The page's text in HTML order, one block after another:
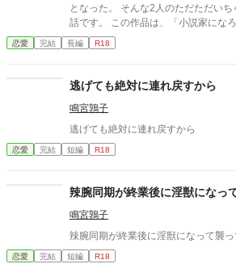
となった。 そんな2人のただただい
話です。 この作品は、「小説家
恋愛 完結 長編 R18
逃げても絶対に連れ戻すから
鳴宮鶉子
逃げても絶対に連れ戻すから
恋愛 完結 短編 R18
辣腕同期が終業後に淫獣になっ
鳴宮鶉子
辣腕同期が終業後に淫獣になって襲
恋愛 完結 短編 R18